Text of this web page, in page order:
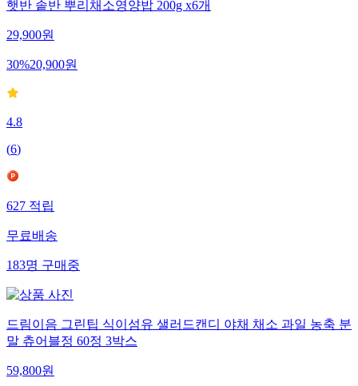
햇반 솥반 뿌리채소영양밥 200g x6개
29,900원
30%20,900원
4.8
(6)
627적립
무료배송
183명구매중
드림이음 그린팁 식이섬유 샐러드캔디 야채 채소 과일 농축 분
말 츄어블정 60정 3박스
59,800원